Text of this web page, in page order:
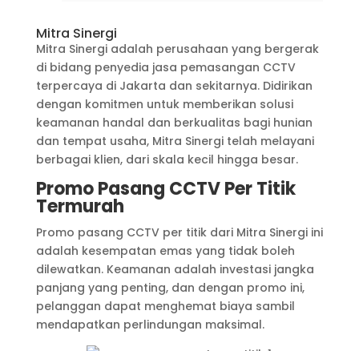
Mitra Sinergi
Mitra Sinergi adalah perusahaan yang bergerak
di bidang penyedia jasa pemasangan CCTV
terpercaya di Jakarta dan sekitarnya. Didirikan
dengan komitmen untuk memberikan solusi
keamanan handal dan berkualitas bagi hunian
dan tempat usaha, Mitra Sinergi telah melayani
berbagai klien, dari skala kecil hingga besar.
Promo Pasang CCTV Per Titik
Termurah
Promo pasang CCTV per titik dari Mitra Sinergi ini
adalah kesempatan emas yang tidak boleh
dilewatkan. Keamanan adalah investasi jangka
panjang yang penting, dan dengan promo ini,
pelanggan dapat menghemat biaya sambil
mendapatkan perlindungan maksimal.